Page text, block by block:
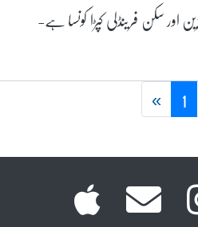
اور سکن فرینڈلی کپڑا کونسا ہے-
« 1